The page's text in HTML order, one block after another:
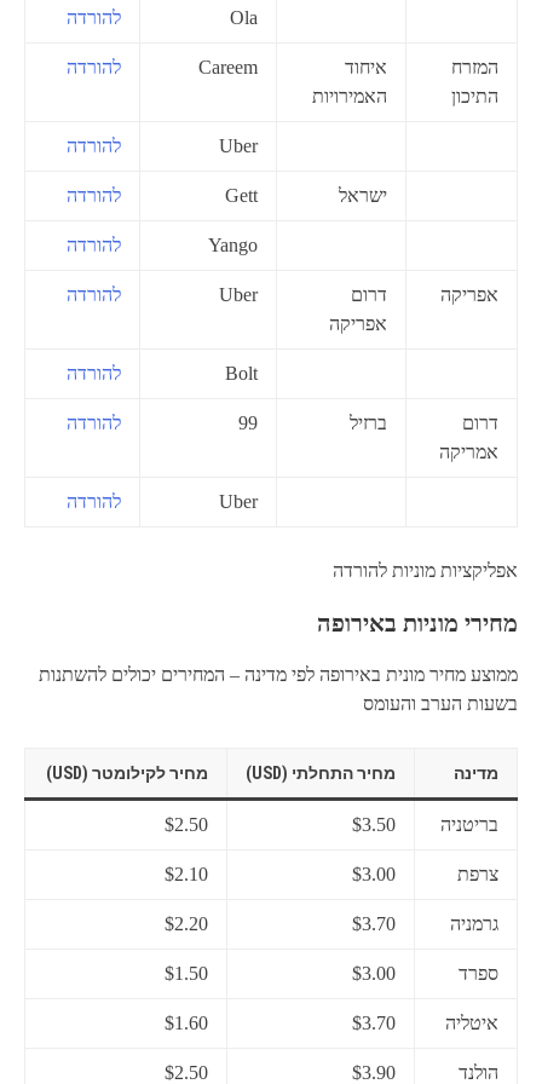
Ola להורדה
המזרח
התיכון
איחוד
האמירויות
Careem להורדה
Uber להורדה
ישראל Gett להורדה
Yango להורדה
אפריקה
דרום
אפריקה
Uber להורדה
Bolt להורדה
דרום
אמריקה
ברזיל 99 להורדה
Uber להורדה
אפליקציות מוניות להורדה
מחירי מוניות באירופה
ממוצע מחיר מונית באירופה לפי מדינה – המחירים יכולים להשתנות
בשעות הערב והעומס
מדינה מחיר התחלתי (USD) מחיר לקילומטר (USD)
בריטניה $3.50
$2.50
צרפת $3.00
$2.10
גרמניה $3.70
$2.20
ספרד $3.00
$1.50
איטליה $3.70
$1.60
הולנד $3.90
$2.50